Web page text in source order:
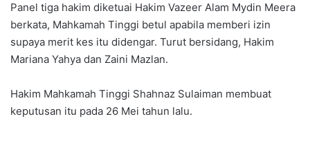
Panel tiga hakim diketuai Hakim Vazeer Alam Mydin Meera
berkata, Mahkamah Tinggi betul apabila memberi izin
supaya merit kes itu didengar. Turut bersidang, Hakim
Mariana Yahya dan Zaini Mazlan.
Hakim Mahkamah Tinggi Shahnaz Sulaiman membuat
keputusan itu pada 26 Mei tahun lalu.